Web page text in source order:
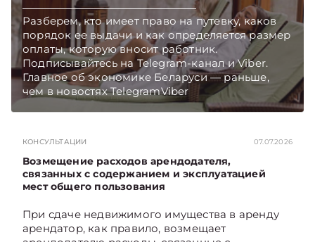
Разберем, кто имеет право на путевку, каков
порядок ее выдачи и как определяется размер
оплаты, которую вносит работник.
Подписывайтесь на Telegram‑канал и Viber.
Главное об экономике Беларуси — раньше,
чем в новостях TelegramViber
КОНСУЛЬТАЦИИ 07.07.2026
Возмещение расходов арендодателя,
связанных с содержанием и эксплуатацией
мест общего пользования
При сдаче недвижимого имущества в аренду
арендатор, как правило, возмещает